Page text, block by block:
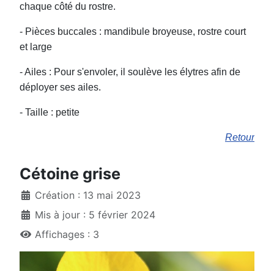
chaque côté du rostre.
- Pièces buccales : mandibule broyeuse, rostre court
et large
- Ailes : Pour s'envoler, il soulève les élytres afin de
déployer ses ailes.
- Taille : petite
Retour
Cétoine grise
Création : 13 mai 2023
Mis à jour : 5 février 2024
Affichages : 3